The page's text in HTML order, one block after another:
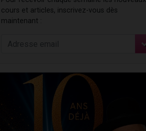
cours et articles, inscrivez-vous dès
maintenant :